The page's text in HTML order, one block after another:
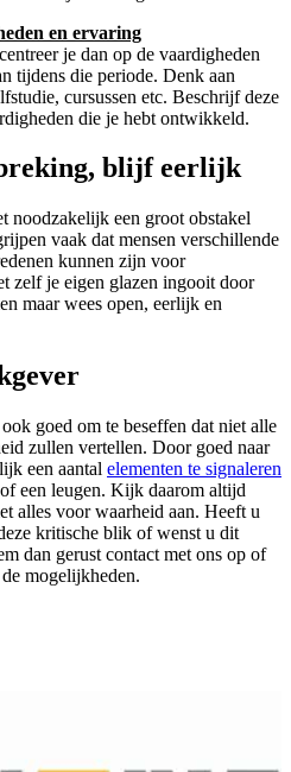
en ervaring
je dan op de vaardigheden
tijdens die periode. Denk aan
cursussen etc. Beschrijf deze
die je hebt ontwikkeld.
blijf eerlijk
noodzakelijk een groot obstakel
vaak dat mensen verschillende
kunnen zijn voor
zelf je eigen glazen ingooit door
maar wees open, eerlijk en
goed om te beseffen dat niet alle
zullen vertellen. Door goed naar
een aantal elementen te signaleren
een leugen. Kijk daarom altijd
alles voor waarheid aan. Heeft u
kritische blik of wenst u dit
dan gerust contact met ons op of
mogelijkheden.